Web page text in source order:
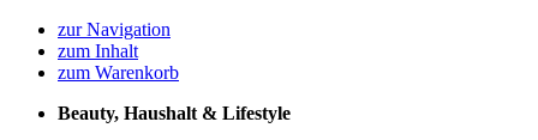
zur Navigation
zum Inhalt
zum Warenkorb
Beauty, Haushalt & Lifestyle